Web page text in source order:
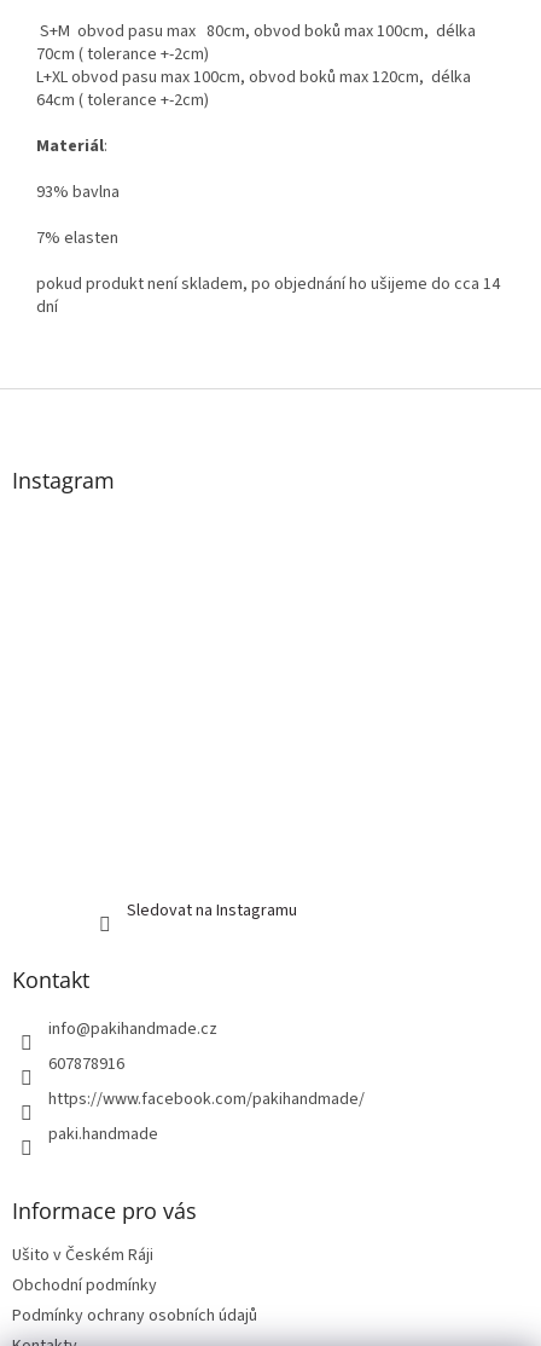
​ S+M obvod pasu max 80cm, obvod boků max 100cm, délka
70cm ( tolerance +-2cm)
L+XL obvod pasu max 100cm, obvod boků max 120cm, délka
64cm ( tolerance +-2cm)
Materiál:
93% bavlna
7% elasten
pokud produkt není skladem, po objednání ho ušijeme do cca 14
dní
Z
Instagram
Sledovat na Instagramu
Kontakt
info@pakihandmade.cz
607878916
https://www.facebook.com/pakihandmade/
paki.handmade
Informace pro vás
Ušito v Českém Ráji
Obchodní podmínky
Podmínky ochrany osobních údajů